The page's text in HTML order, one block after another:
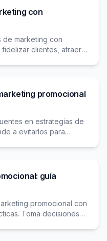
con
de marketing con
clientes, atraer
promocional
en estrategias de
a evitarlos para
guía
promocional con
Toma decisiones